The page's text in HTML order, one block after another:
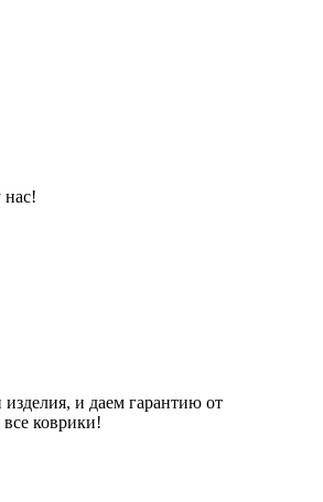
нас!
и даем гарантию от
коврики!